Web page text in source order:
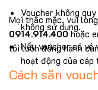
Voucher không
không sử dụng.
Nếu voucher có
hoạt động của
Mọi thắc mắc, vui
0914.914.400hoặc
tôi luôn đồng hành
Cách săn